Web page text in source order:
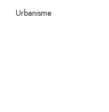
Urbanisme